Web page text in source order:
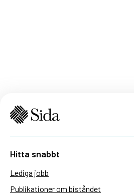
Hitta snabbt
Lediga jobb
Publikationer om biståndet